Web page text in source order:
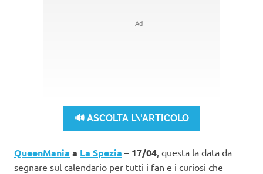
🔊 ASCOLTA L\'ARTICOLO
QueenMania a La Spezia – 17/04 , questa la data da
segnare sul calendario per tutti i fan e i curiosi che